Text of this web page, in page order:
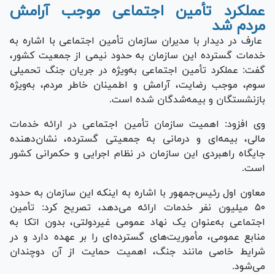
عملکرد تأمین اجتماعی موجب آرامش
مردم شد
عارف در دیدار با مدیران سازمان تأمین اجتماعی با اشاره به
خدمات گسترده این سازمان به حدود نیمی از جمعیت کشور،
گفت: عملکرد تأمین اجتماعی به‌ویژه در جریان جنگ تحمیلی
سوم، موجب رضایت، آرامش و اطمینان خاطر مردم، به‌ویژه
بازنشستگان و بیمه‌شدگان شده است.
وی افزود: اهمیت سازمان تأمین اجتماعی در ارائه خدمات
مالی، بیمه‌ای و درمانی به جمعیتی گسترده، نشان‌دهنده
جایگاه راهبردی این سازمان در نظام اجرایی و حکمرانی کشور
است.
معاون اول رئیس‌جمهور با اشاره به اینکه این سازمان به حدود
۵۰ میلیون نفر خدمات ارائه می‌دهد، تصریح کرد: تأمین
اجتماعی به‌عنوان یک نهاد عمومی غیردولتی، بدون اتکا به
منابع عمومی، مأموریت‌های گسترده‌ای را بر عهده دارد و در
شرایط خاصی مانند جنگ، اهمیت حمایت از آن دوچندان
می‌شود.